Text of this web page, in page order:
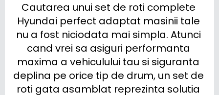
Cautarea unui set de roti complete
Hyundai perfect adaptat masinii tale
nu a fost niciodata mai simpla. Atunci
cand vrei sa asiguri performanta
maxima a vehiculului tau si siguranta
deplina pe orice tip de drum, un set de
roti gata asamblat reprezinta solutia